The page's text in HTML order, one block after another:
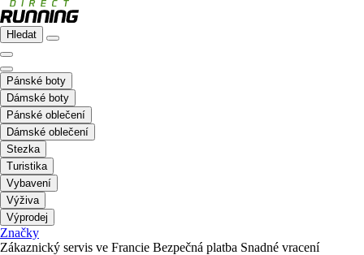
Hledat
Pánské boty
Dámské boty
Pánské oblečení
Dámské oblečení
Stezka
Turistika
Vybavení
Výživa
Výprodej
Značky
Zákaznický servis ve Francie Bezpečná platba Snadné vracení